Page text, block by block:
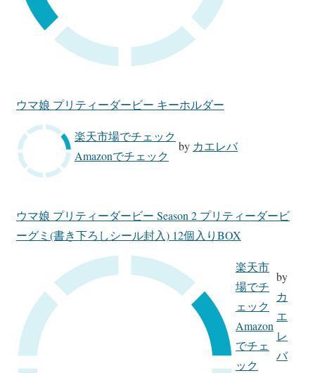
ウマ娘 プリティーダービー キーホルダー
楽天市場でチェック
Amazonでチェック
by カエレバ
ウマ娘 プリティーダービー Season 2 プリティーダービ
ーグミ(書き下ろしシール封入) 12個入りBOX
楽天市
場でチ
ェック
Amazon
でチェ
ック
by
カ
エ
レ
バ